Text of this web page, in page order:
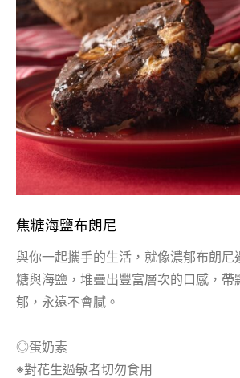
焦糖海鹽布朗尼
與你一起攜手的生活，就像濃郁布朗尼
糖與海鹽，堆疊出豐富層次的口感，帶
郁，永遠不會膩。
◎蛋奶素
※對花生過敏者切勿食用